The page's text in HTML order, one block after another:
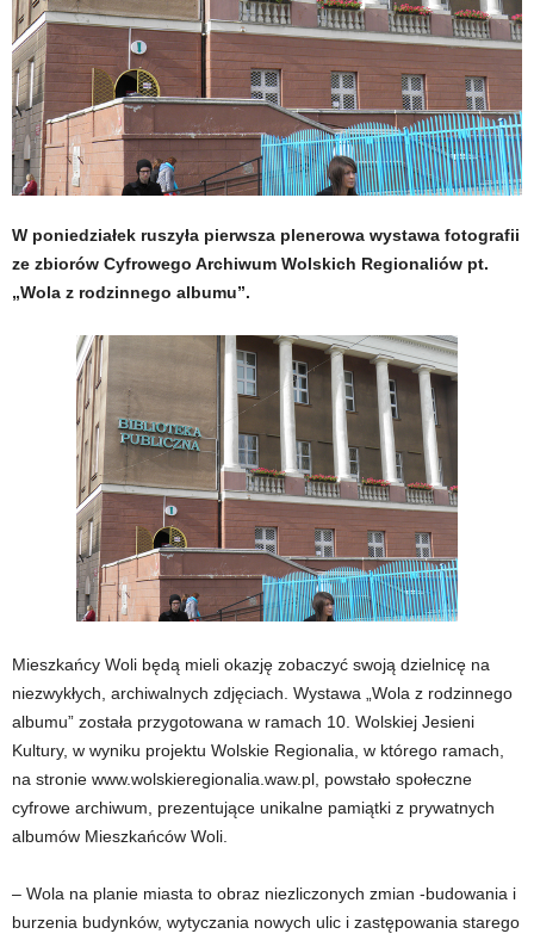
W poniedziałek ruszyła pierwsza plenerowa wystawa fotografii
ze zbiorów Cyfrowego Archiwum Wolskich Regionaliów pt.
„Wola z rodzinnego albumu”.
Mieszkańcy Woli będą mieli okazję zobaczyć swoją dzielnicę na
niezwykłych, archiwalnych zdjęciach. Wystawa „Wola z rodzinnego
albumu” została przygotowana w ramach 10. Wolskiej Jesieni
Kultury, w wyniku projektu Wolskie Regionalia, w którego ramach,
na stronie www.wolskieregionalia.waw.pl, powstało społeczne
cyfrowe archiwum, prezentujące unikalne pamiątki z prywatnych
albumów Mieszkańców Woli.
– Wola na planie miasta to obraz niezliczonych zmian -budowania i
burzenia budynków, wytyczania nowych ulic i zastępowania starego